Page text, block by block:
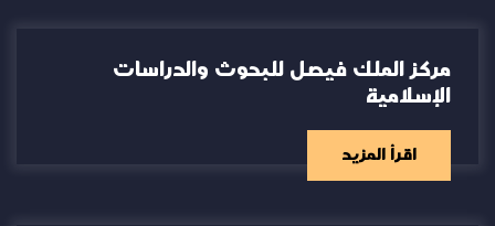
مركز الملك فيصل للبحوث والدراسات
الإسلامية
اقرأ المزيد